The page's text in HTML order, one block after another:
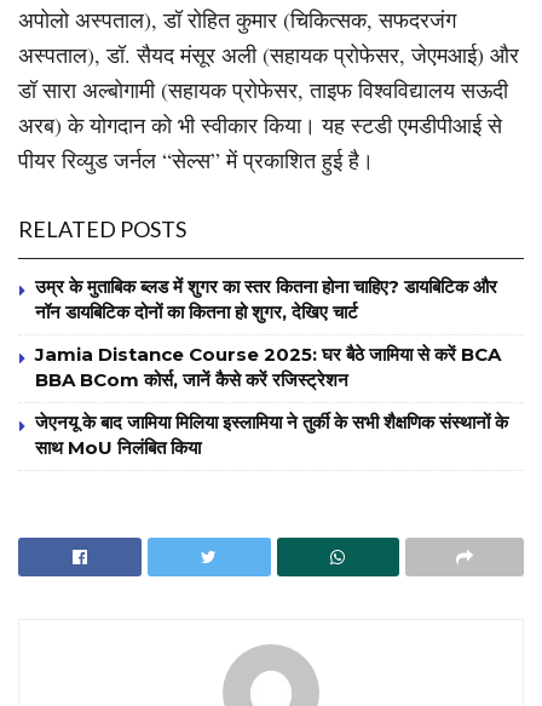
अपोलो अस्पताल), डॉ रोहित कुमार (चिकित्सक, सफदरजंग
अस्पताल), डॉ. सैयद मंसूर अली (सहायक प्रोफेसर, जेएमआई) और
डॉ सारा अल्बोगामी (सहायक प्रोफेसर, ताइफ विश्वविद्यालय सऊदी
अरब) के योगदान को भी स्वीकार किया। यह स्टडी एमडीपीआई से
पीयर रिव्युड जर्नल “सेल्स” में प्रकाशित हुई है।
RELATED POSTS
उम्र के मुताबिक ब्लड में शुगर का स्तर कितना होना चाहिए? डायबिटिक और
नॉन डायबिटिक दोनों का कितना हो शुगर, देखिए चार्ट
Jamia Distance Course 2025: घर बैठे जामिया से करें BCA
BBA BCom कोर्स, जानें कैसे करें रजिस्ट्रेशन
जेएनयू के बाद जामिया मिलिया इस्लामिया ने तुर्की के सभी शैक्षणिक संस्थानों के
साथ MoU निलंबित किया